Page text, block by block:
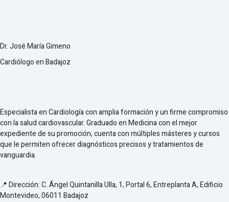
Dr. José María Gimeno
Cardiólogo en Badajoz
Especialista en Cardiología con amplia formación y un firme compromiso
con la salud cardiovascular. Graduado en Medicina con el mejor
expediente de su promoción, cuenta con múltiples másteres y cursos
que le permiten ofrecer diagnósticos precisos y tratamientos de
vanguardia.
📍 Dirección: C. Ángel Quintanilla Ulla, 1, Portal 6, Entreplanta A, Edificio
Montevideo, 06011 Badajoz